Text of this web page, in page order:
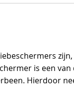
is een van
Hierdoor